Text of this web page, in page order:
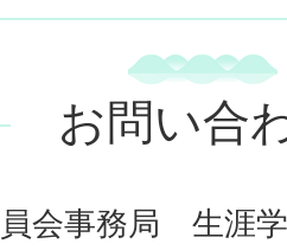
お問い合
会事務局 生涯